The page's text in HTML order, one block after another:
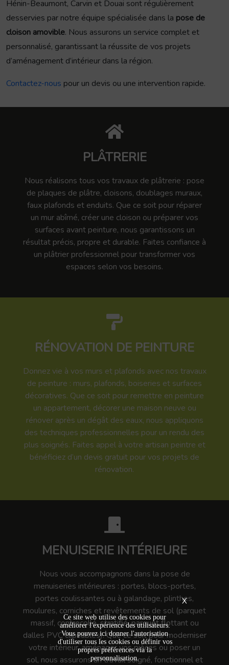
Hénin-Beaumont, Carvin et Douai sont régulièrement
desservies par notre équipe spécialisée dans la pose de
cloison amovible. Nous assurons un service complet et
personnalisé, garantissant la réussite de vos projets
d’aménagement d’intérieur dans la région.
Contactez-nous pour un devis ou une intervention rapide.
PLÂTRERIE
Nous réalisons tous vos travaux de plâtrerie : pose
de plaques de plâtre, cloisons, doublages muraux,
faux plafonds et enduits. Que ce soit pour réparer
un mur abîmé, créer une cloison ou préparer vos
surfaces avant peinture, nous garantissons un
résultat précis, propre et durable. Faites confiance à
un plâtrier professionnel pour transformer vos
espaces selon vos besoins.
RÉNOVATION DE PEINTURE
Donnez vie à vos murs et plafonds avec nos travaux
de peinture : murs, plafonds, boiseries et surfaces
décoratives. Que ce soit pour remettre en peinture
un appartement, décorer une maison neuve ou
rénover après un dégât des eaux, nous appliquons
des techniques professionnelles pour un rendu des
plus soignés. Faites appel à votre artisan peintre et
bénéficiez d’un devis gratuit pour vos projets de
rénovation.
MENUISERIE INTÉRIEURE
Nous vous accompagnons dans la pose de
menuiseries intérieures : portes, blocs-portes,
portes coulissantes ou à galandage, plinthes,
moulures, corniches et revêtements de sol (parquet
massif, contrecollé, stratifié, parquet flottant ou
dalles PVC clipsables). Que ce soit pour moderniser
votre intérieur, aménager vos pièces ou poser un
sol, nous assurons un travail soigné, fonctionnel et
X
Ce site web utilise des cookies pour
améliorer l'expérience des utilisateurs.
Vous pouvez ici donner l'autorisation
d'utiliser tous les cookies ou définir vos
propres préférences via la
personnalisation.